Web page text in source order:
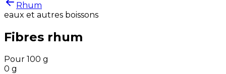
Rhum
eaux et autres boissons
Fibres rhum
Pour 100 g
0 g